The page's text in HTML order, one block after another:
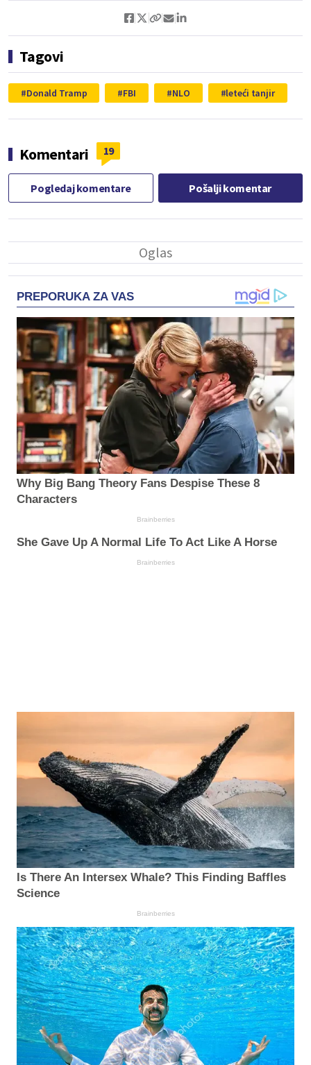
Tagovi
Donald Tramp FBI NLO leteći tanjir
Komentari 19
Pogledaj komentare Pošalji komentar
PREPORUKA ZA VAS
Why Big Bang Theory Fans Despise These 8
Characters
Brainberries
She Gave Up A Normal Life To Act Like A Horse
Brainberries
Is There An Intersex Whale? This Finding Baffles
Science
Brainberries